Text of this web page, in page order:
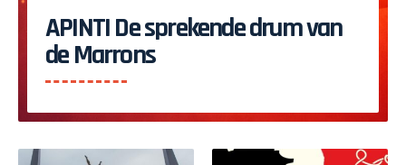
APINTI De sprekende drum van
de Marrons